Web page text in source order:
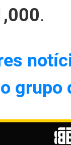
.
grupo